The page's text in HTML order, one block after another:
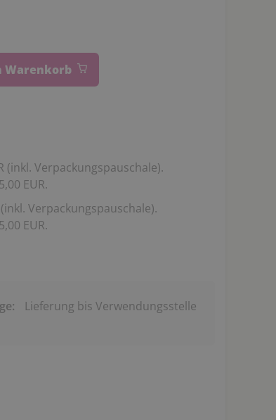
Warenkorb
(inkl. Verpackungspauschale).
EUR.
Verpackungspauschale).
EUR.
Lieferung bis Verwendungsstelle